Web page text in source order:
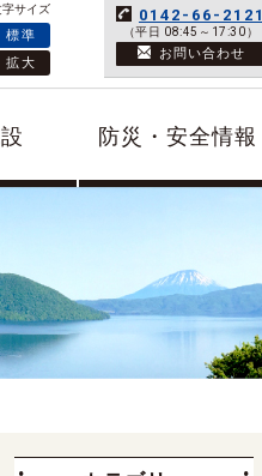
防災・安全情報
字サイズ
標準
拡大
0142-66-2121
（平日 08:45～17:30）
お問い合わせ